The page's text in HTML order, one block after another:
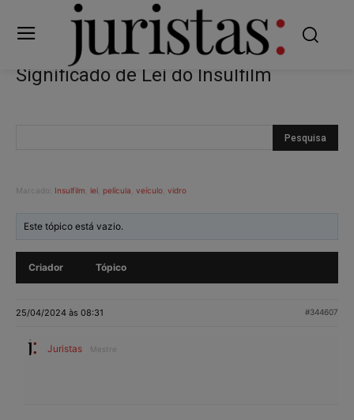
Significado de Lei do Insulfilm
Marcado: Insulfilm lei película veículo vidro
Este tópico está vazio.
Criador Tópico
25/04/2024 às 08:31 #344607
Juristas Mestre